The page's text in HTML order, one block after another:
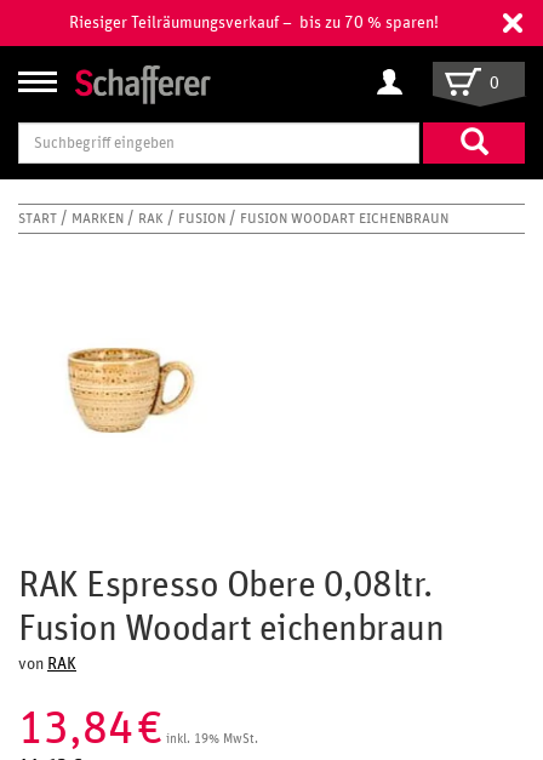
Riesiger Teilräumungsverkauf – bis zu 70 % sparen!
Suchbegriff
eingeben
0
START MARKEN RAK FUSION FUSION WOODART EICHENBRAUN
RAK Espresso Obere 0,08ltr.
Fusion Woodart eichenbraun
von RAK
13,84€ inkl. 19% MwSt.